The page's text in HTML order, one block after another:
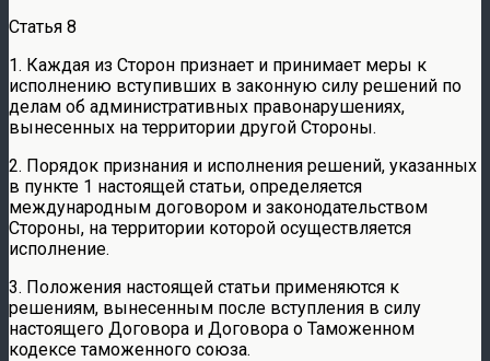
Статья 8
1. Каждая из Сторон признает и принимает меры к
исполнению вступивших в законную силу решений по
делам об административных правонарушениях,
вынесенных на территории другой Стороны.
2. Порядок признания и исполнения решений, указанных
в пункте 1 настоящей статьи, определяется
международным договором и законодательством
Стороны, на территории которой осуществляется
исполнение.
3. Положения настоящей статьи применяются к
решениям, вынесенным после вступления в силу
настоящего Договора и Договора о Таможенном
кодексе таможенного союза.